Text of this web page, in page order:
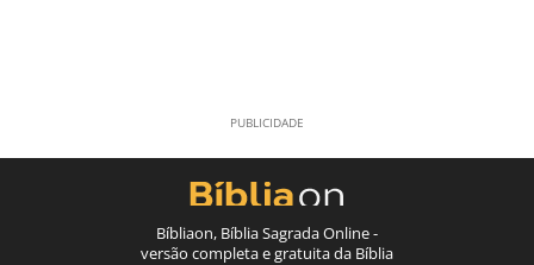
Bíbliaon, Bíblia Sagrada Online -
versão completa e gratuita da Bíblia